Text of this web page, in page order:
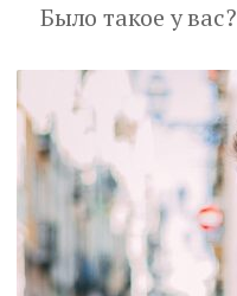
Было такое у вас?